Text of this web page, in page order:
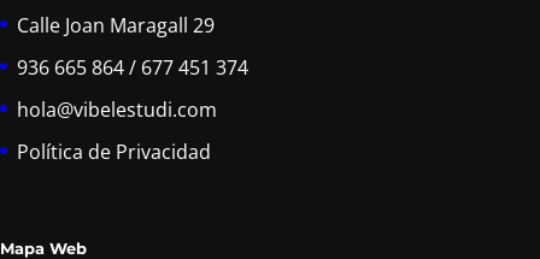
Calle Joan Maragall 29
936 665 864 / 677 451 374
hola@vibelestudi.com
Política de Privacidad
Mapa Web